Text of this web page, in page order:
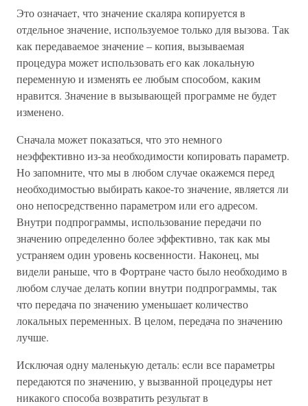
Это означает, что значение скаляра копируется в
отдельное значение, используемое только для вызова. Так
как передаваемое значение – копия, вызываемая
процедура может использовать его как локальную
переменную и изменять ее любым способом, каким
нравится. Значение в вызывающей программе не будет
изменено.
Сначала может показаться, что это немного
неэффективно из-за необходимости копировать параметр.
Но запомните, что мы в любом случае окажемся перед
необходимостью выбирать какое-то значение, является ли
оно непосредственно параметром или его адресом.
Внутри подпрограммы, использование передачи по
значению определенно более эффективно, так как мы
устраняем один уровень косвенности. Наконец, мы
видели раньше, что в Фортране часто было необходимо в
любом случае делать копии внутри подпрограммы, так
что передача по значению уменьшает количество
локальных переменных. В целом, передача по значению
лучше.
Исключая одну маленькую деталь: если все параметры
передаются по значению, у вызванной процедуры нет
никакого способа возвратить результат в